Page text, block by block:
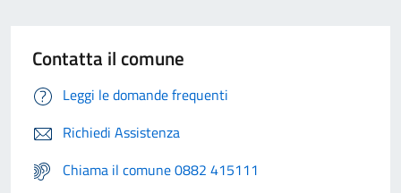
Contatta il comune
Leggi le domande frequenti
Richiedi Assistenza
Chiama il comune 0882 415111